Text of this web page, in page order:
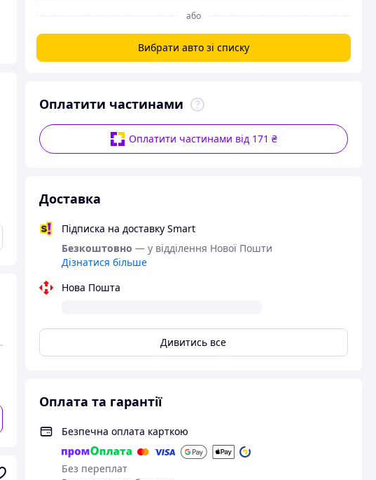
або
Вибрати авто зі списку
Оплатити частинами
Оплатити частинами від 171 ₴
Доставка
Підписка на доставку Smart
Безкоштовно — у відділення Нової Пошти
Дізнатися більше
Нова Пошта
Дивитись все
Оплата та гарантії
Безпечна оплата карткою
Без переплат